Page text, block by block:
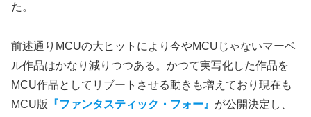
た。
前述通りMCUの大ヒットにより今やMCUじゃないマーベ
ル作品はかなり減りつつある。かつて実写化した作品を
MCU作品としてリブートさせる動きも増えており現在も
MCU版
『ファンタスティック・フォー』 が公開決定し、